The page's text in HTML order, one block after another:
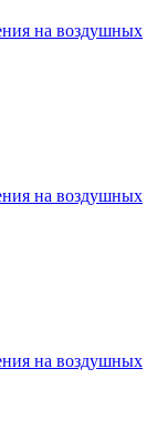
на воздушных
на воздушных
на воздушных